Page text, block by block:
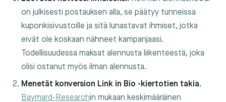
on julkisesti postauksen alla, se päätyy tunneissa
kuponkisivustoille ja sitä lunastavat ihmiset, jotka
eivät ole koskaan nähneet kampanjaasi.
Todellisuudessa maksat alennusta liikenteestä, joka
olisi ostanut myös ilman alennusta.
Menetät konversion Link in Bio -kiertotien takia.
Baymard-Researchin mukaan keskimääräinen